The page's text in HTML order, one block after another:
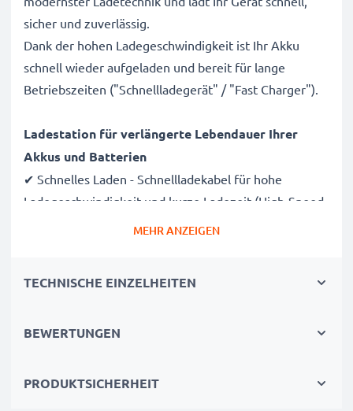
sicher und zuverlässig.
Dank der hohen Ladegeschwindigkeit ist Ihr Akku
schnell wieder aufgeladen und bereit für lange
Betriebszeiten ("Schnellladegerät" / "Fast Charger").
Ladestation für verlängerte Lebendauer Ihrer
Akkus und Batterien
✔ Schnelles Laden - Schnellladekabel für hohe
Ladegeschwindigkeit und kurze Ladezeit (High-Speed
Leben Ihrer Akkus
Kurzschluss-, Überhitzungs- und
MEHR ANZEIGEN
TECHNISCHE EINZELHEITEN
BEWERTUNGEN
PRODUKTSICHERHEIT